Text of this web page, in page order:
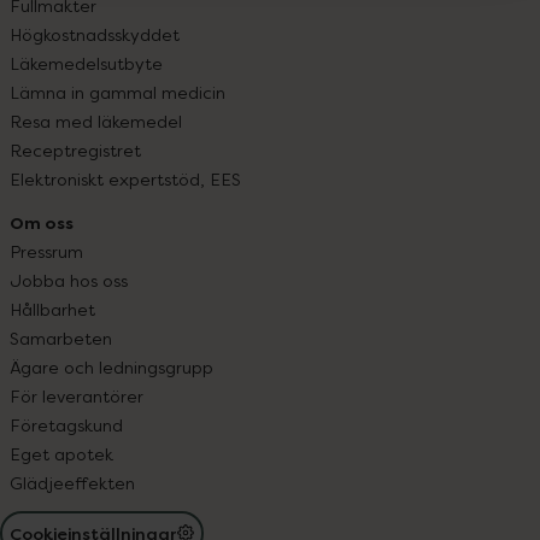
Fullmakter
Högkostnadsskyddet
Läkemedelsutbyte
Lämna in gammal medicin
Resa med läkemedel
Receptregistret
Elektroniskt expertstöd, EES
Om oss
Pressrum
Jobba hos oss
Hållbarhet
Samarbeten
Ägare och ledningsgrupp
För leverantörer
Företagskund
Eget apotek
Glädjeeffekten
Cookieinställningar